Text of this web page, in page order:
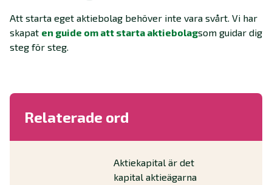
Att starta eget aktiebolag behöver inte vara svårt. Vi har
skapat en guide om att starta aktiebolagsom guidar dig
steg för steg.
Relaterade ord
Aktiekapital är det
kapital aktieägarna